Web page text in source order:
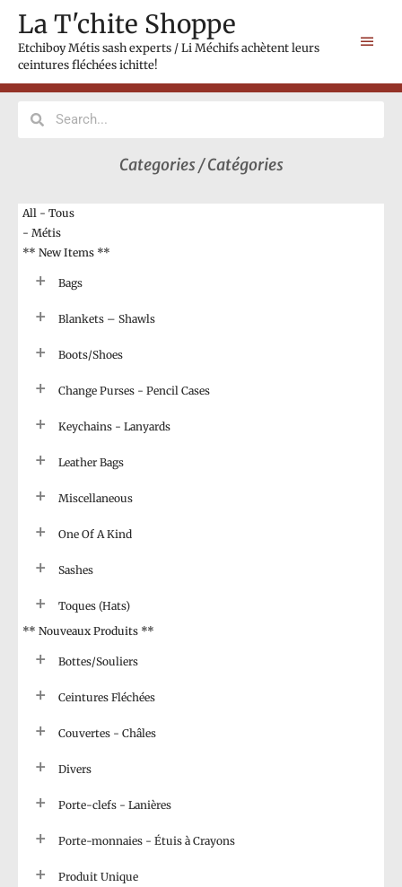
content
La T'chite Shoppe
Etchiboy Métis sash experts / Li Méchifs achètent leurs
ceintures fléchées ichitte!
SearchSearch
Categories / Catégories
All - Tous
- Métis
** New Items **
Bags
Blankets – Shawls
Boots/Shoes
Change Purses - Pencil Cases
Keychains - Lanyards
Leather Bags
Miscellaneous
One Of A Kind
Sashes
Toques (Hats)
** Nouveaux Produits **
Bottes/Souliers
Ceintures Fléchées
Couvertes - Châles
Divers
Porte-clefs - Lanières
Porte-monnaies - Étuis à Crayons
Produit Unique